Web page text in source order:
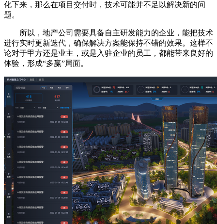
化下来，那么在项目交付时，技术可能并不足以解决新的问
题。
所以，地产公司需要具备自主研发能力的企业，能把技术
进行实时更新迭代，确保解决方案能保持不错的效果。这样不
论对于甲方还是业主，或是入驻企业的员工，都能带来良好的
体验，形成“多赢”局面。